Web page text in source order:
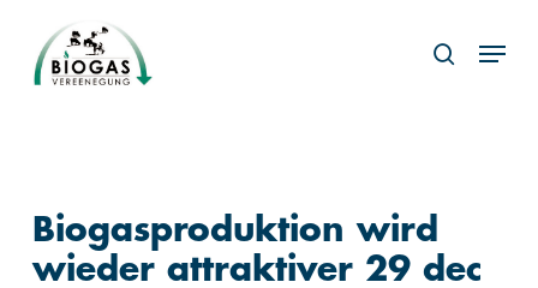
main
search
Biogasproduktion wird
wieder attraktiver 29 dec